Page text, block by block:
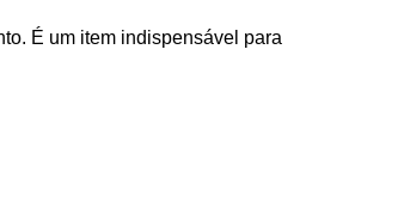
É um item indispensável para